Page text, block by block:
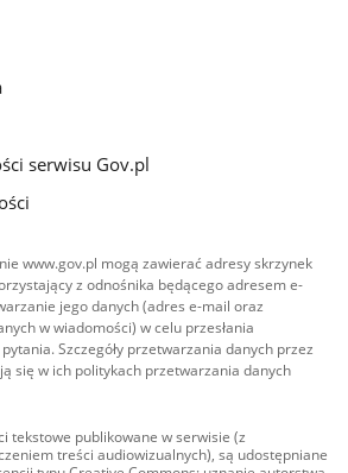
serwisu Gov.pl
www.gov.pl mogą zawierać adresy skrzynek
z odnośnika będącego adresem e-
jego danych (adres e-mail oraz
w wiadomości) w celu przesłania
Szczegóły przetwarzania danych przez
się w ich politykach przetwarzania danych
tekstowe publikowane w serwisie (z
treści audiowizualnych), są udostępniane